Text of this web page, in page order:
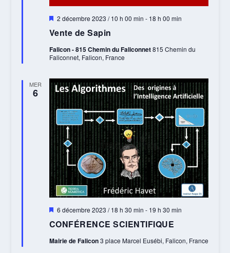
Vente de Sapin
Mis
avant
2 décembre 2023 / 10 h 00 min - 18 h 00 min
Falicon - 815 Chemin du Faliconnet815 Chemin du
Faliconnet, Falicon, France
MER
6
CONFÉRENCE SCIENTIFIQUE
Mis
avant
6 décembre 2023 / 18 h 30 min - 19 h 30 min
Mairie de Falicon3 place Marcel Eusébi, Falicon, France